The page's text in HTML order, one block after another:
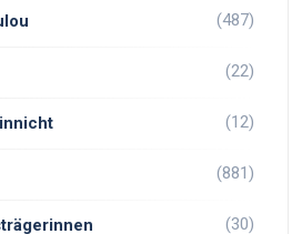
(487)
(22)
(12)
(881)
(30)